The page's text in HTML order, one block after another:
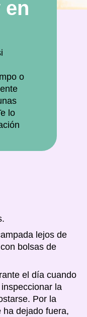
en
o
lo
lejos de
bolsas de
el día cuando
la
Por la
ha dejado fuera,